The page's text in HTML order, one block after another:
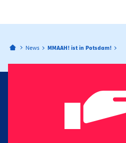
Bahnhofspassagen Potsdam
News MMAAH! ist in Potsdam!